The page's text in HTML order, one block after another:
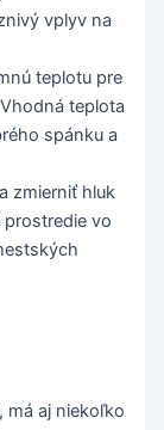
vplyv na
teplotu pre
teplota
spánku a
zmierniť hluk
vo
má aj niekoľko